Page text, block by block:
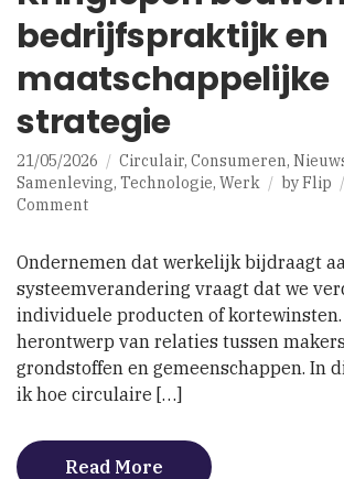
bedrijfspraktijk en
maatschappelijke
strategie
21/05/2026 Circulair, Consumeren,
Samenleving, Technologie, Werk byFlip
Commenton
als
bedrijfspraktijk
en
maatschappelijke
strategie
Ondernemen dat werkelijk bijdraagt
systeemverandering vraagt dat we
individuele producten of
herontwerp van relaties tussen
grondstoffen en gemeenschappen. In
ik hoe circulaire […]
Read More